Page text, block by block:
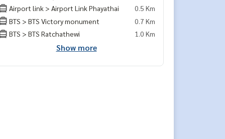
Airport link > Airport Link Phayathai
0.5 Km
BTS > BTS Victory monument
0.7 Km
BTS > BTS Ratchathewi
1.0 Km
Show more